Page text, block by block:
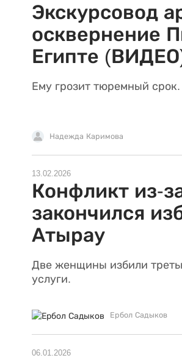
Экскурсовод
осквернение
Египте
Ему грозит тюремный срок.
Надежда Каримова
13.02.2026
Конфликт из-
закончился
Атырау
Две женщины избили
услуги.
Ербол Садыков
06.01.2026